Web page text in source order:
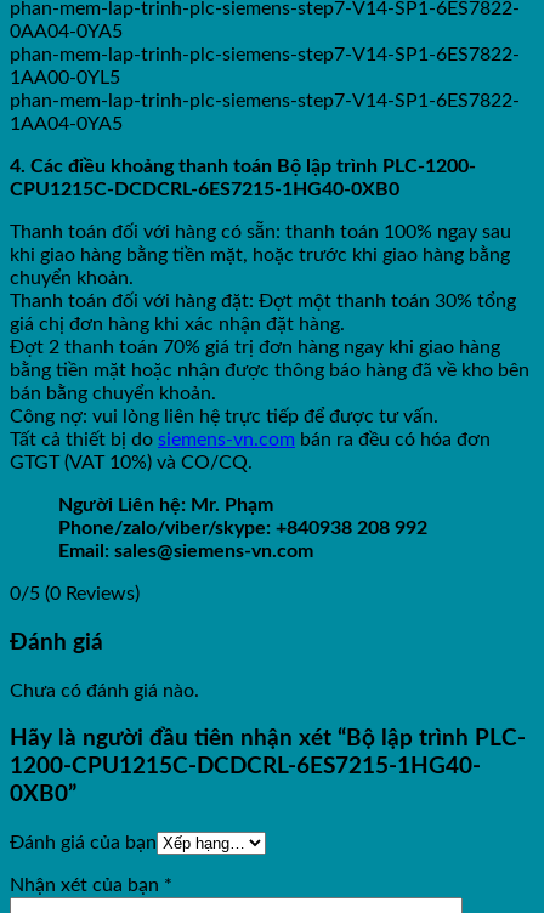
phan-mem-lap-trinh-plc-siemens-step7-V14-SP1-6ES7822-
0AA04-0YA5
phan-mem-lap-trinh-plc-siemens-step7-V14-SP1-6ES7822-
1AA00-0YL5
phan-mem-lap-trinh-plc-siemens-step7-V14-SP1-6ES7822-
1AA04-0YA5
4. Các điều khoảng thanh toán Bộ lập trình PLC-1200-
CPU1215C-DCDCRL-6ES7215-1HG40-0XB0
Thanh toán đối với hàng có sẵn: thanh toán 100% ngay sau
khi giao hàng bằng tiền mặt, hoặc trước khi giao hàng bằng
chuyển khoản.
Thanh toán đối với hàng đặt: Đợt một thanh toán 30% tổng
giá chị đơn hàng khi xác nhận đặt hàng.
Đợt 2 thanh toán 70% giá trị đơn hàng ngay khi giao hàng
bằng tiền mặt hoặc nhận được thông báo hàng đã về kho bên
bán bằng chuyển khoản.
Công nợ: vui lòng liên hệ trực tiếp để được tư vấn.
Tất cả thiết bị do siemens-vn.com bán ra đều có hóa đơn
GTGT (VAT 10%) và CO/CQ.
Người Liên hệ: Mr. Phạm
Phone/zalo/viber/skype: +840938 208 992
Email: sales@siemens-vn.com
0/5 (0 Reviews)
Đánh giá
Chưa có đánh giá nào.
Hãy là người đầu tiên nhận xét “Bộ lập trình PLC-
1200-CPU1215C-DCDCRL-6ES7215-1HG40-
0XB0”
Đánh giá của bạn
Nhận xét của bạn *